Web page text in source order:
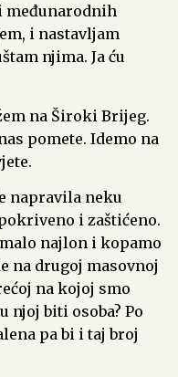
međunarodnih
i nastavljam
njima. Ja ću
na Široki Brijeg.
pomete. Idemo na
napravila neku
i zaštićeno.
najlon i kopamo
na drugoj masovnoj
na kojoj smo
njoj biti osoba? Po
pa bi i taj broj